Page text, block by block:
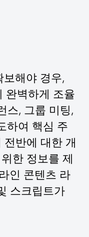
해야 경우,
벽하게 조율
스, 그룹 미팅,
하여 핵심 주
반에 대한 개
한 정보를 제
인 콘텐츠 라
스크립트가